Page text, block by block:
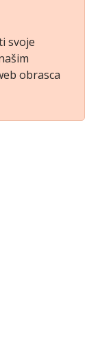
svoje
obrasca